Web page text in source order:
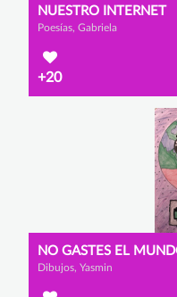
NUESTRO INTERNET
Poesías, Gabriela
+20
NO GASTES EL
Dibujos, Yasmin